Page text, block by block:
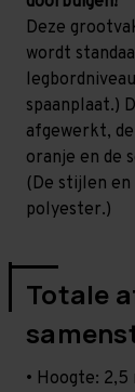
Deze
wordt
spaanplaat.)
afgewerkt,
oranje en de
(De stijlen
polyester.)
Totale
• Hoogte: